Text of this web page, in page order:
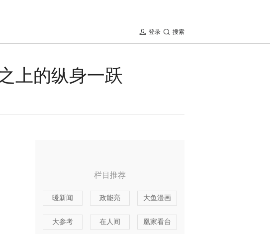
搜索
登录
上的纵身一跃
栏目推荐
暖新闻 政能亮 大鱼漫画
大参考 在人间 凰家看台